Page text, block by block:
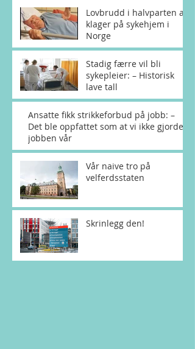
Lovbrudd i halvparten av
klager på sykehjem i
Norge
Stadig færre vil bli
sykepleier: – Historisk
lave tall
Ansatte fikk strikkeforbud på jobb: –
Det ble oppfattet som at vi ikke gjorde
jobben vår
Vår naive tro på
velferdsstaten
Skrinlegg den!